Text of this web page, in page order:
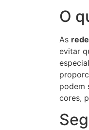
O
As
evitar
podem
cores,